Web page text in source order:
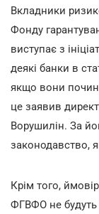
Вкладники
Фонду
виступає з
деякі банки в
якщо вони
це заявив
Ворушилін. За
законодавство,
Крім того,
ФГВФО не будуть